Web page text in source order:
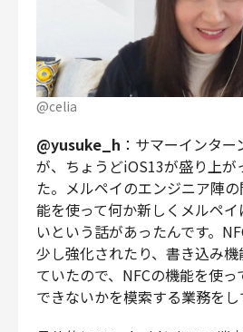
@celia
@yusuke_h ：サマーインタ
が、ちょうどiOS13が盛り上が
た。メルペイのエンジニア陣
能を使って何か新しくメルペ
いという話があったんです。
少し強化されたり、書き込み
ていたので、NFCの機能を使
できないかを模索する業務をし